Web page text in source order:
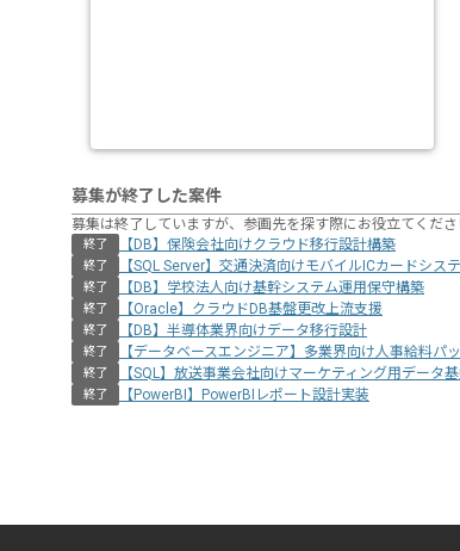
募集が終了した案件
募集は終了していますが、参画先を探す際にお役立てくだ
終了 【DB】保険会社向けクラウド移行設計構築
終了 【SQL Server】交通決済向けモバイルICカードシス
終了 【DB】学校法人向け基幹システム運用保守構築
終了 【Oracle】クラウドDB基盤更改上流支援
終了 【DB】半導体業界向けデータ移行設計
終了 【データベースエンジニア】多業界向け人事給料パ
終了 【SQL】放送事業会社向けマーケティング用データ
終了 【PowerBI】PowerBIレポート設計実装